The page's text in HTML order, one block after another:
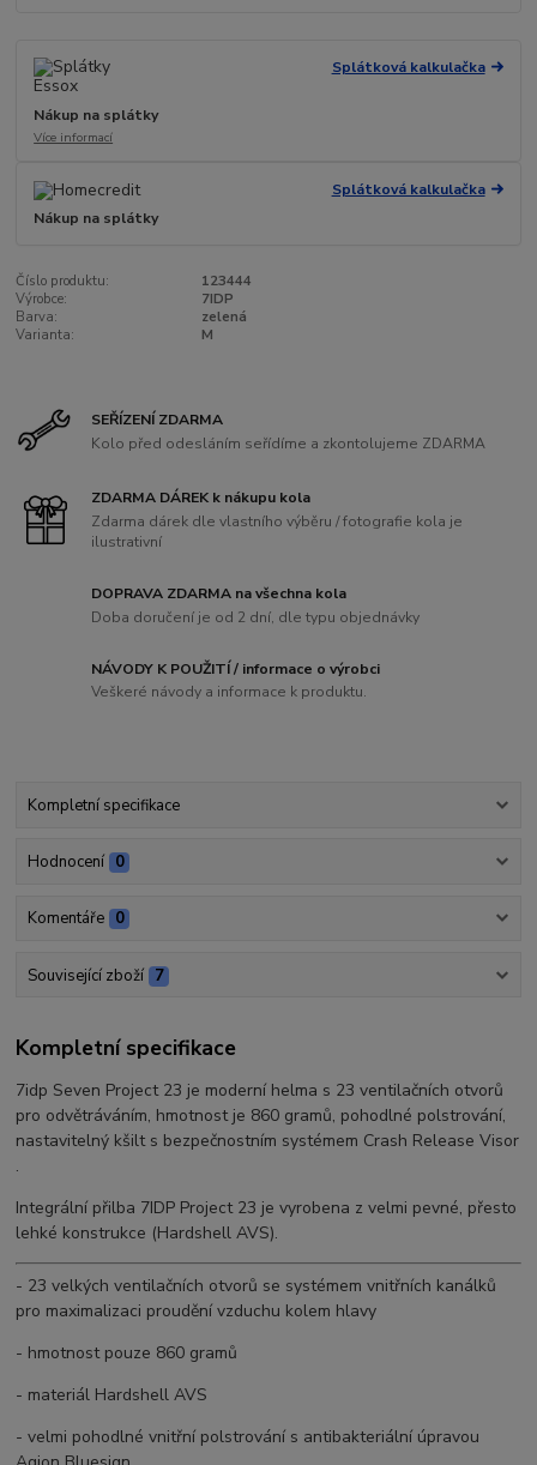
Splátková kalkulačka
Nákup na splátky
Více informací
Splátková kalkulačka
Nákup na splátky
Číslo produktu:
123444
Výrobce:
7IDP
Barva:
zelená
Varianta:
M
SEŘÍZENÍ ZDARMA
Kolo před odesláním seřídíme a zkontolujeme ZDARMA
ZDARMA DÁREK k nákupu kola
Zdarma dárek dle vlastního výběru / fotografie kola je
ilustrativní
DOPRAVA ZDARMA na všechna kola
Doba doručení je od 2 dní, dle typu objednávky
NÁVODY K POUŽITÍ / informace o výrobci
Veškeré návody a informace k produktu.
Kompletní specifikace
Hodnocení 0
Komentáře 0
Související zboží 7
Kompletní specifikace
7idp Seven Project 23 je moderní helma s 23 ventilačních otvorů
pro odvětráváním, hmotnost je 860 gramů, pohodlné polstrování,
nastavitelný kšilt s bezpečnostním systémem Crash Release Visor
.
Integrální přilba 7IDP Project 23 je vyrobena z velmi pevné, přesto
lehké konstrukce (Hardshell AVS).
- 23 velkých ventilačních otvorů se systémem vnitřních kanálků
pro maximalizaci proudění vzduchu kolem hlavy
- hmotnost pouze 860 gramů
- materiál Hardshell AVS
- velmi pohodlné vnitřní polstrování s antibakteriální úpravou